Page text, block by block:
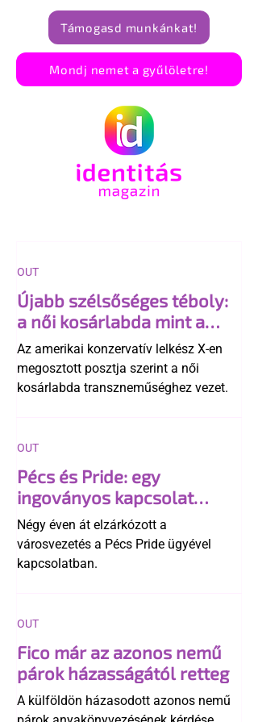
Támogasd munkánkat!
Mondj nemet a gyűlöletre!
Újabb szélsőséges téboly:
a női kosárlabda mint a
"transzneműség kapuja"
Az amerikai konzervatív lelkész X-en
megosztott posztja szerint a női
kosárlabda transzneműséghez vezet.
OUT
Pécs és Pride: egy
ingoványos kapcsolat
története
Négy éven át elzárkózott a
városvezetés a Pécs Pride ügyével
kapcsolatban.
OUT
Fico már az azonos nemű
párok házasságától retteg
A külföldön házasodott azonos nemű
OUT